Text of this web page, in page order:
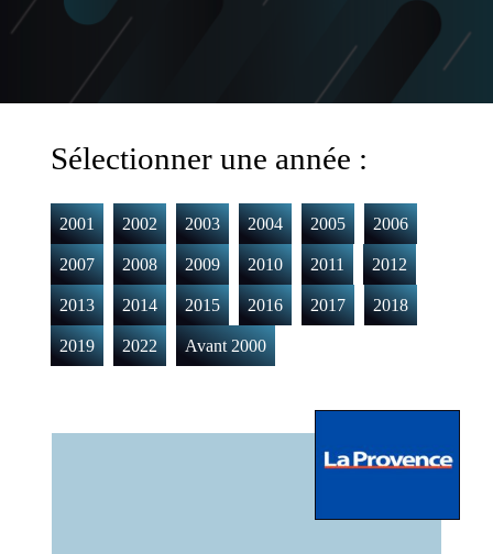
Sélectionner une année :
2001 2002 2003 2004 2005 2006
2007 2008 2009 2010 2011 2012
2013 2014 2015 2016 2017 2018
2019 2022 Avant 2000